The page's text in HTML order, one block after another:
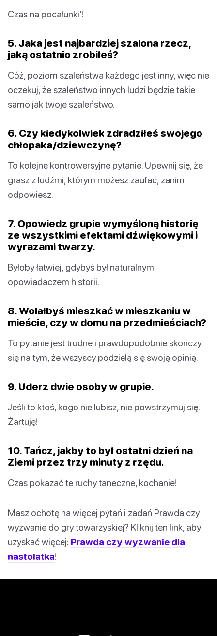
Czas na pocałunki’!
5. Jaka jest najbardziej szalona rzecz,
jaką ostatnio zrobiłeś?
Cóż, poziom szaleństwa każdego jest inny, więc nie
oczekuj, że szaleństwo innych ludzi będzie takie
samo jak twoje szaleństwo.
6. Czy kiedykolwiek zdradziłeś swojego
chłopaka/dziewczynę?
To kolejne kontrowersyjne pytanie. Upewnij się, że
grasz z ludźmi, którym możesz zaufać, zanim
odpowiesz.
7. Opowiedz grupie wymyśloną historię
ze wszystkimi efektami dźwiękowymi i
wyrazami twarzy.
Byłoby łatwiej, gdybyś był naturalnym
opowiadaczem historii.
8. Wolałbyś mieszkać w mieszkaniu w
mieście, czy w domu na przedmieściach?
To pytanie jest trudne i prawdopodobnie skończy
się na tym, że wszyscy podzielą się swoją opinią.
9. Uderz dwie osoby w grupie.
Jeśli to ktoś, kogo nie lubisz, nie powstrzymuj się.
Żartuję!
10. Tańcz, jakby to był ostatni dzień na
Ziemi przez trzy minuty z rzędu.
Czas pokazać te ruchy taneczne, kochanie!
Masz ochotę na więcej pytań i zadań Prawda czy
wyzwanie do gry towarzyskiej? Kliknij ten link, aby
uzyskać więcej: Prawda czy wyzwanie dla
nastolatka!